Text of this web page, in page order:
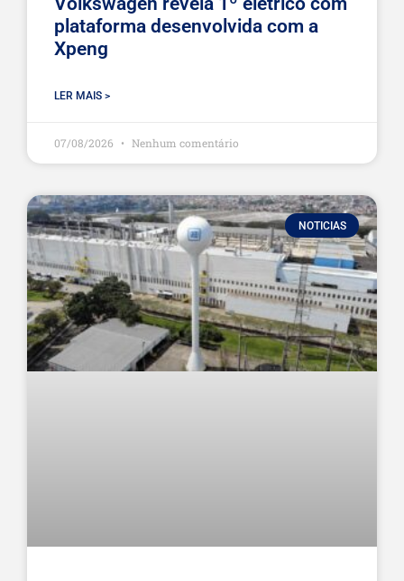
plataforma desenvolvida com a
Xpeng
LER MAIS >
07/08/2026 Nenhum comentário
NOTICIAS